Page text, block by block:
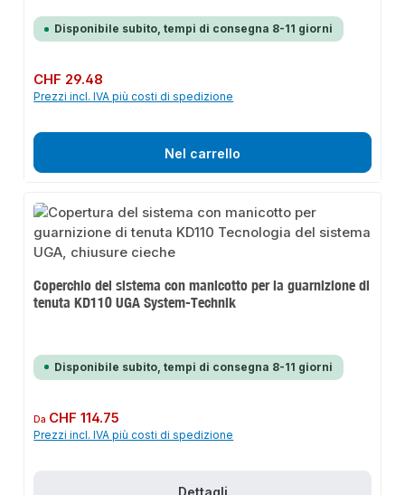
Disponibile subito, tempi di consegna 8-11 giorni
Prezzo normale:
CHF 29.48
Prezzi incl. IVA più costi di spedizione
Nel carrello
Coperchio del sistema con manicotto per la guarnizione di
tenuta KD110 UGA System-Technik
Disponibile subito, tempi di consegna 8-11 giorni
Prezzo normale:
Da CHF 114.75
Prezzi incl. IVA più costi di spedizione
Dettagli